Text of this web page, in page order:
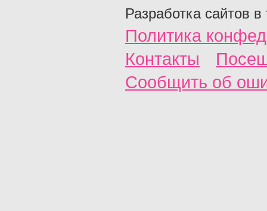
Разработка сайтов в
Политика
Контакты
Сообщить об